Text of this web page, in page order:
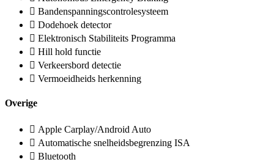
Bandenspanningscontrolesysteem
Dodehoek detector
Elektronisch Stabiliteits Programma
Hill hold functie
Verkeersbord detectie
Vermoeidheids herkenning
Overige
Apple Carplay/Android Auto
Automatische snelheidsbegrenzing ISA
Bluetooth